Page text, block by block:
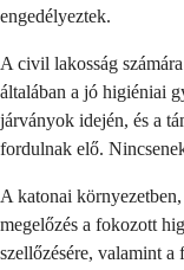
engedélyeztek.
A civil lakosság
általában a jó higiéniai
járványok idején, és a
fordulnak elő.
A katonai
megelőzés a fokozott
szellőzésére, valamint a